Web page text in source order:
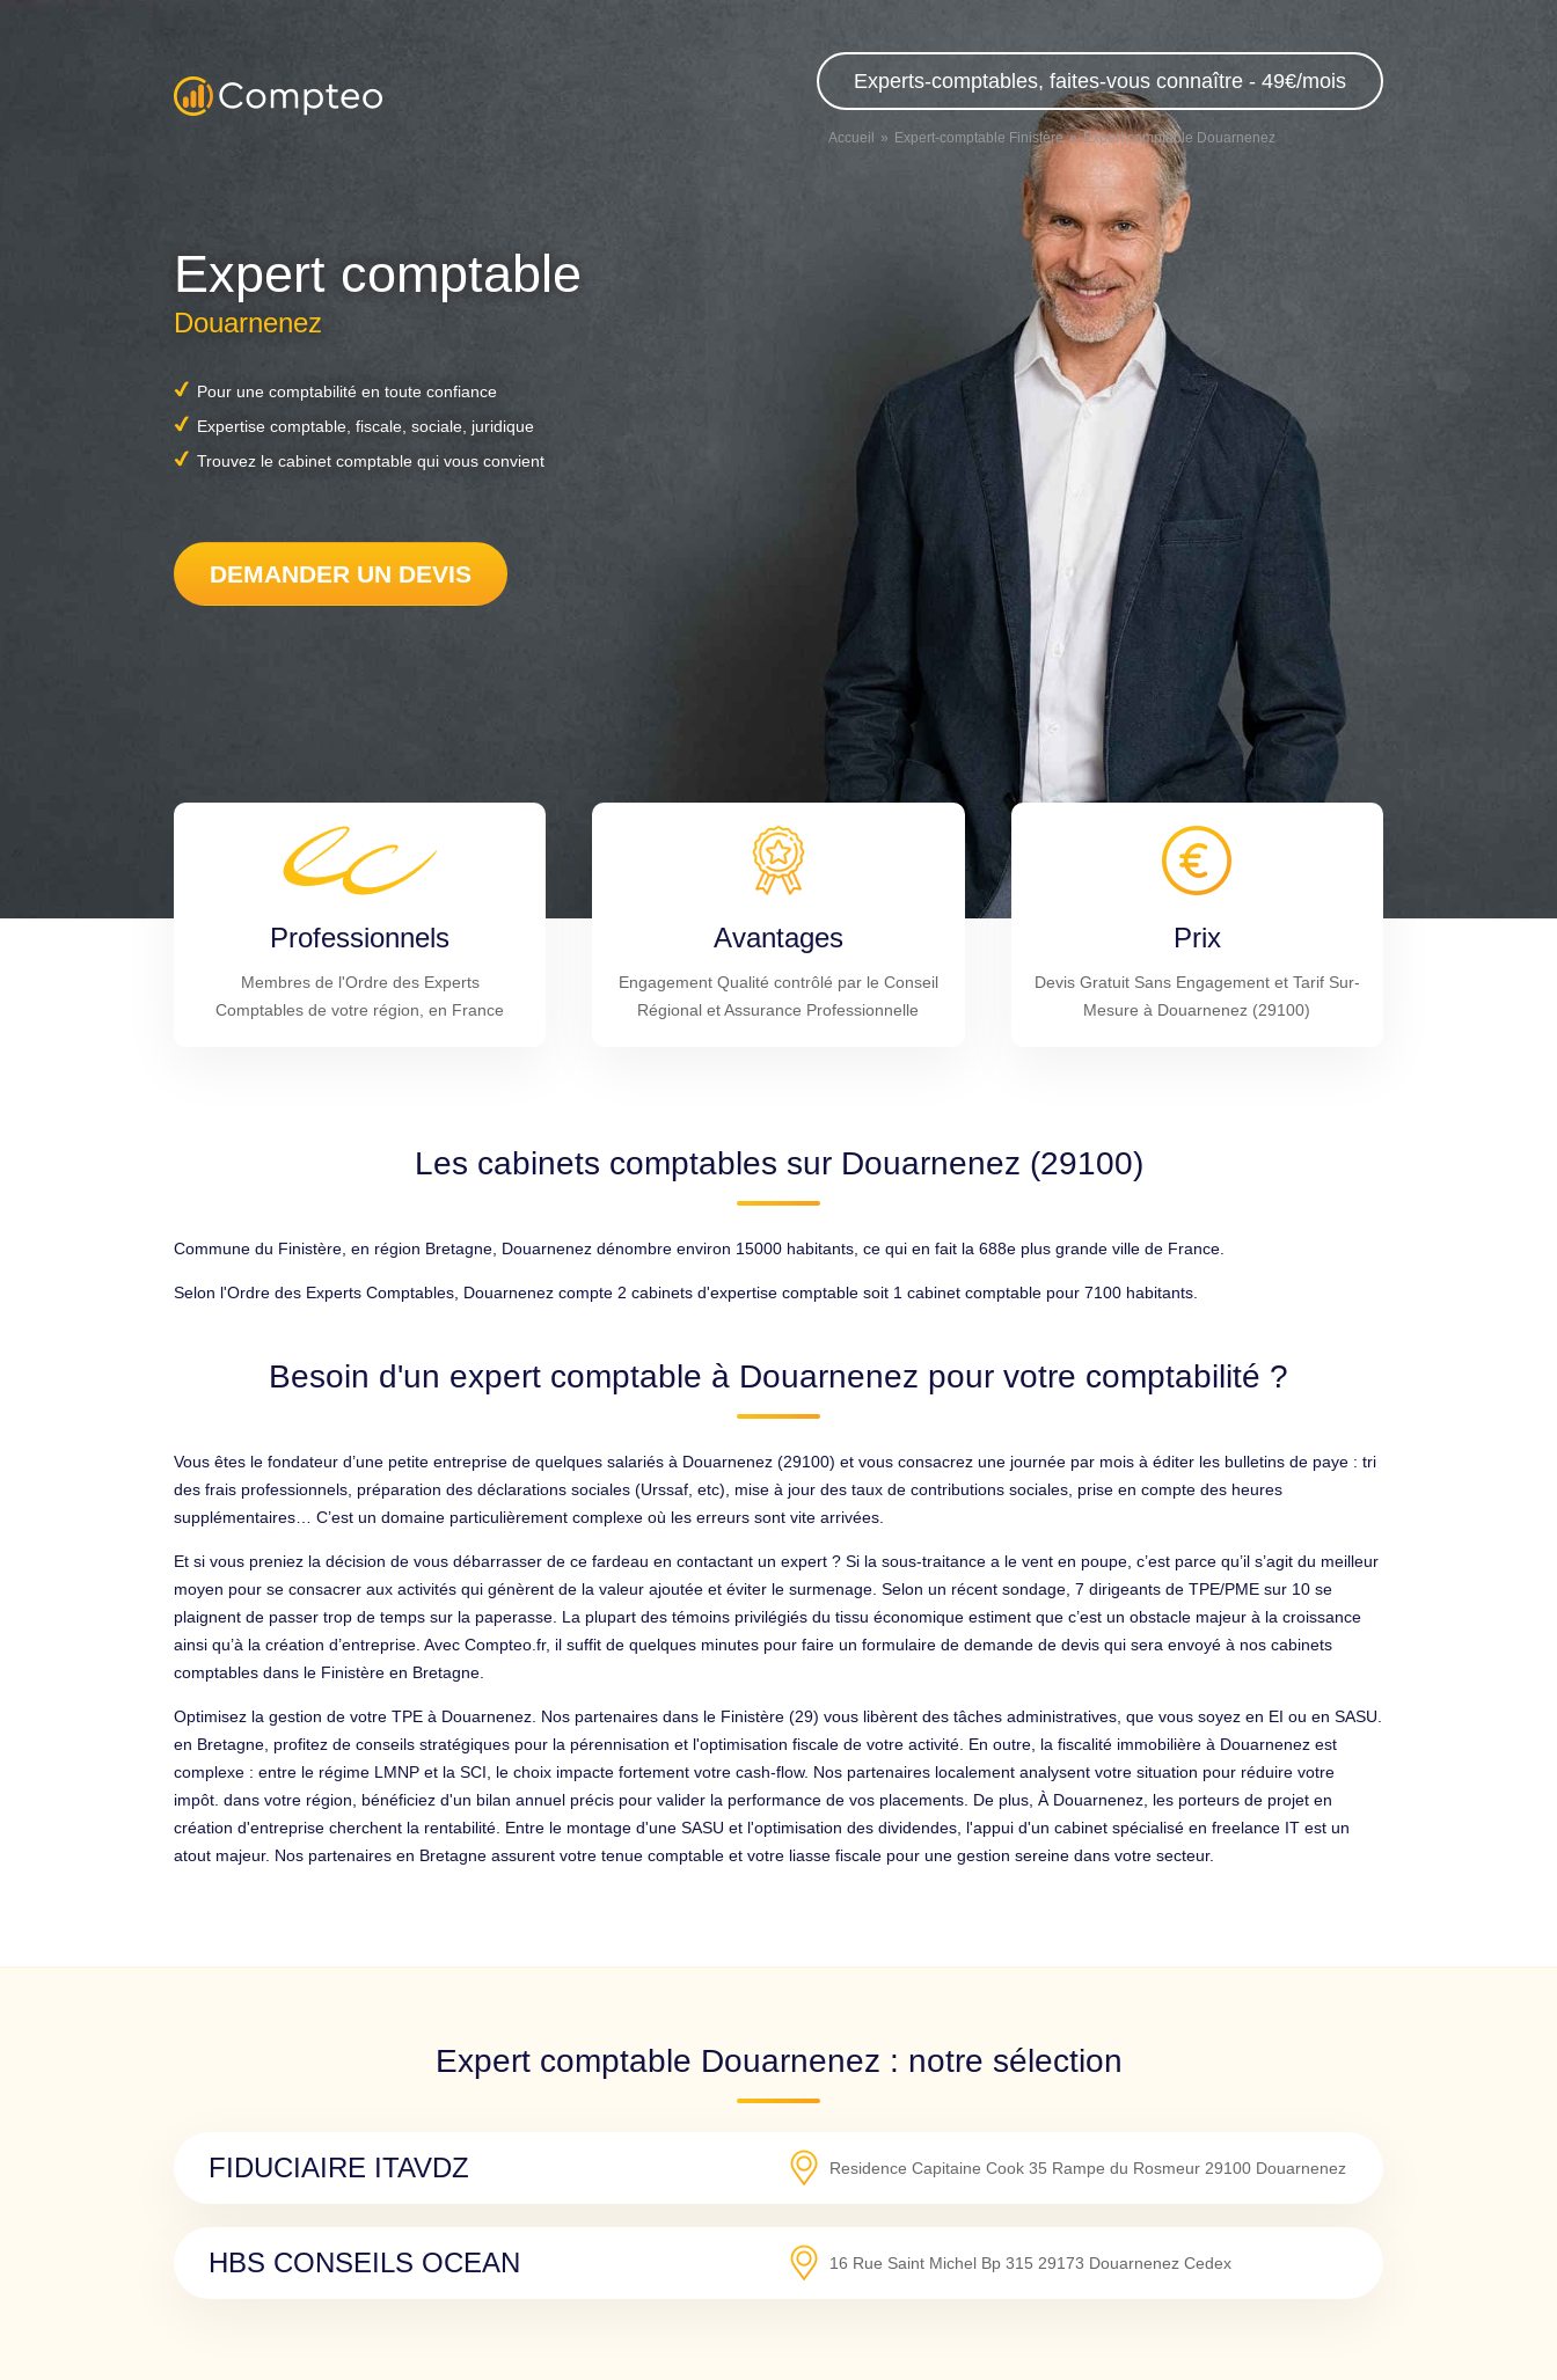
Experts-comptables, faites-vous connaître - 49€/mois
Accueil Expert-comptable Finistère Expert comptable Douarnenez
Expert comptable
Douarnenez
Pour une comptabilité en toute confiance
Expertise comptable, fiscale, sociale, juridique
Trouvez le cabinet comptable qui vous convient
DEMANDER UN DEVIS
Professionnels
Membres de l'Ordre des Experts
Comptables de votre région, en France
Avantages
Engagement Qualité contrôlé par le Conseil
Régional et Assurance Professionnelle
Prix
Devis Gratuit Sans Engagement et Tarif Sur-
Mesure à Douarnenez (29100)
Les cabinets comptables sur Douarnenez (29100)
Commune du Finistère, en région Bretagne, Douarnenez dénombre environ 15000 habitants, ce qui en fait la 688e plus grande ville de France.
Selon l'Ordre des Experts Comptables, Douarnenez compte 2 cabinets d'expertise comptable soit 1 cabinet comptable pour 7100 habitants.
Besoin d'un expert comptable à Douarnenez pour votre comptabilité ?
Vous êtes le fondateur d’une petite entreprise de quelques salariés à Douarnenez (29100) et vous consacrez une journée par mois à éditer les bulletins de paye : tri
des frais professionnels, préparation des déclarations sociales (Urssaf, etc), mise à jour des taux de contributions sociales, prise en compte des heures
supplémentaires… C’est un domaine particulièrement complexe où les erreurs sont vite arrivées.
Et si vous preniez la décision de vous débarrasser de ce fardeau en contactant un expert ? Si la sous-traitance a le vent en poupe, c’est parce qu’il s’agit du meilleur
moyen pour se consacrer aux activités qui génèrent de la valeur ajoutée et éviter le surmenage. Selon un récent sondage, 7 dirigeants de TPE/PME sur 10 se
plaignent de passer trop de temps sur la paperasse. La plupart des témoins privilégiés du tissu économique estiment que c’est un obstacle majeur à la croissance
ainsi qu’à la création d’entreprise. Avec Compteo.fr, il suffit de quelques minutes pour faire un formulaire de demande de devis qui sera envoyé à nos cabinets
comptables dans le Finistère en Bretagne.
Optimisez la gestion de votre TPE à Douarnenez. Nos partenaires dans le Finistère (29) vous libèrent des tâches administratives, que vous soyez en EI ou en SASU.
en Bretagne, profitez de conseils stratégiques pour la pérennisation et l'optimisation fiscale de votre activité. En outre, la fiscalité immobilière à Douarnenez est
complexe : entre le régime LMNP et la SCI, le choix impacte fortement votre cash-flow. Nos partenaires localement analysent votre situation pour réduire votre
impôt. dans votre région, bénéficiez d'un bilan annuel précis pour valider la performance de vos placements. De plus, À Douarnenez, les porteurs de projet en
création d'entreprise cherchent la rentabilité. Entre le montage d'une SASU et l'optimisation des dividendes, l'appui d'un cabinet spécialisé en freelance IT est un
atout majeur. Nos partenaires en Bretagne assurent votre tenue comptable et votre liasse fiscale pour une gestion sereine dans votre secteur.
Expert comptable Douarnenez : notre sélection
FIDUCIAIRE ITAVDZ Residence Capitaine Cook 35 Rampe du Rosmeur 29100 Douarnenez
HBS CONSEILS OCEAN 16 Rue Saint Michel Bp 315 29173 Douarnenez Cedex